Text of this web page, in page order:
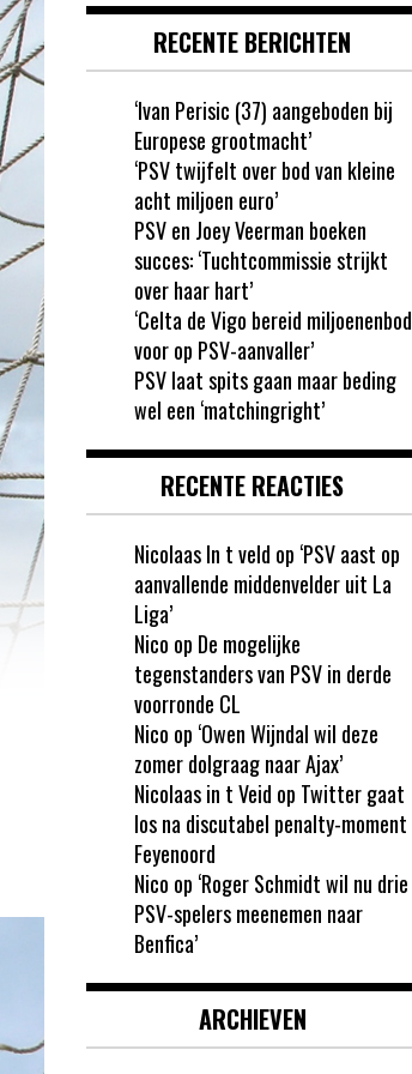
RECENTE BERICHTEN
‘Ivan Perisic (37) aangeboden bij
Europese grootmacht’
‘PSV twijfelt over bod van kleine
acht miljoen euro’
PSV en Joey Veerman boeken
succes: ‘Tuchtcommissie strijkt
over haar hart’
‘Celta de Vigo bereid miljoenenbod
voor op PSV-aanvaller’
PSV laat spits gaan maar beding
wel een ‘matchingright’
RECENTE REACTIES
Nicolaas In t veld op ‘PSV aast op
aanvallende middenvelder uit La
Liga’
Nico op De mogelijke
tegenstanders van PSV in derde
voorronde CL
Nico op ‘Owen Wijndal wil deze
zomer dolgraag naar Ajax’
Nicolaas in t Veid op Twitter gaat
los na discutabel penalty-moment
Feyenoord
Nico op ‘Roger Schmidt wil nu drie
PSV-spelers meenemen naar
Benfica’
ARCHIEVEN